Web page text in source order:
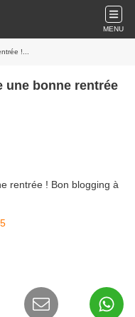
MENU
!...
une bonne rentrée
rentrée ! Bon blogging à